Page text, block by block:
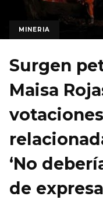
MINERIA
Surgen
Maisa
‘No
de